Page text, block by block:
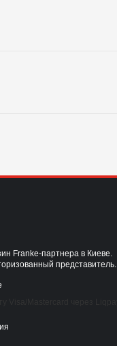
Franke-партнера в Киеве.
представитель.